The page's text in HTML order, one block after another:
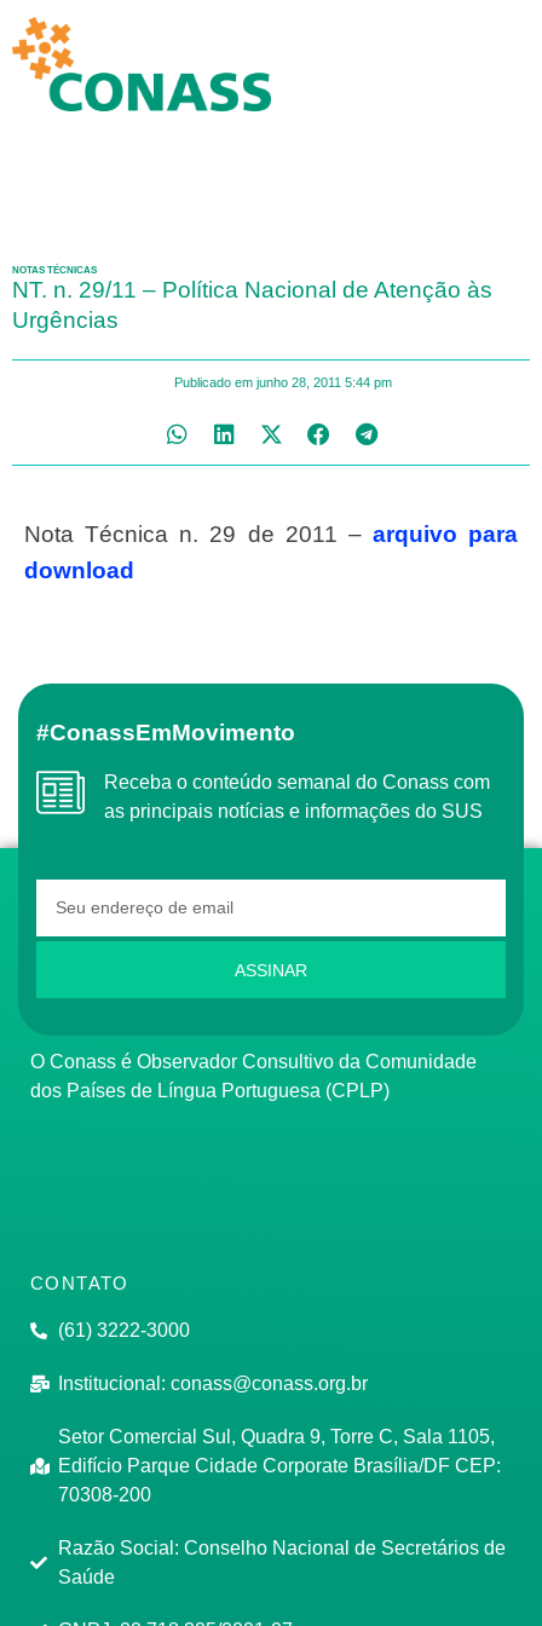
NOTAS TÉCNICAS
NT. n. 29/11 – Política Nacional de Atenção às
Urgências
Publicado em junho 28, 2011 5:44 pm
Nota Técnica n. 29 de 2011 – arquivo para
download
#ConassEmMovimento
Receba o conteúdo semanal do Conass com
as principais notícias e informações do SUS
ASSINAR
O Conass é Observador Consultivo da Comunidade
dos Países de Língua Portuguesa (CPLP)
CONTATO
(61) 3222-3000
Institucional: conass@conass.org.br
Setor Comercial Sul, Quadra 9, Torre C, Sala 1105,
Edifício Parque Cidade Corporate Brasília/DF CEP:
70308-200
Razão Social: Conselho Nacional de Secretários de
Saúde